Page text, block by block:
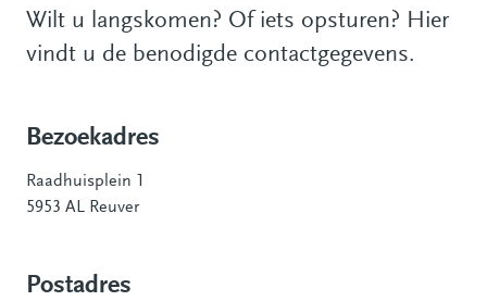
Wilt u langskomen? Of iets opsturen? Hier
vindt u de benodigde contactgegevens.
Bezoekadres
Raadhuisplein 1
5953 AL Reuver
Postadres